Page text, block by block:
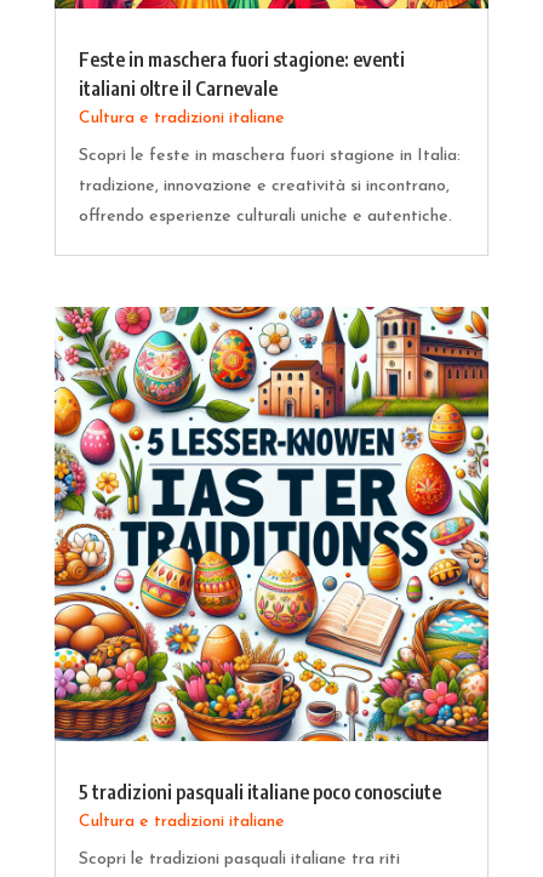
Feste in maschera fuori stagione: eventi
italiani oltre il Carnevale
Cultura e tradizioni italiane
Scopri le feste in maschera fuori stagione in Italia:
tradizione, innovazione e creatività si incontrano,
offrendo esperienze culturali uniche e autentiche.
5 tradizioni pasquali italiane poco conosciute
Cultura e tradizioni italiane
Scopri le tradizioni pasquali italiane tra riti